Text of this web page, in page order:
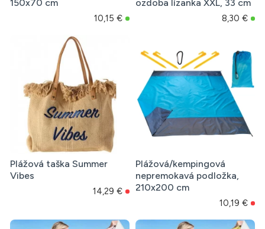
150x70 cm
10,15 €
ozdoba lízanka XXL, 33 cm
8,30 €
Plážová taška Summer
Vibes
14,29 €
Plážová/kempingová
nepremokavá podložka,
210x200 cm
10,19 €